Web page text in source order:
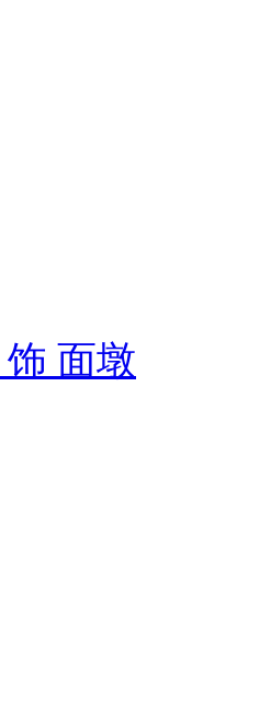
面墩